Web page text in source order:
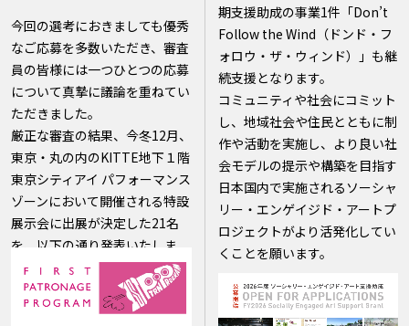
今回の選考におきましても優秀
なご応募を多数いただき、審査
員の皆様には一つひとつの応募
について真摯に議論を重ねてい
ただきました。
厳正な審査の結果、今冬12月、
東京・丸の内のKITTE地下１階
東京シティアイ パフォーマンス
ゾーンにおいて開催される特設
展示会に出展が決定した21名
を、以下の通り発表いたしま
す。
期支援助成の事業1件「Don’t
Follow the Wind（ドンド・フ
ォロウ・ザ・ウィンド）」も継
続支援となります。
コミュニティや社会にコミット
し、地域社会や住民とともに制
作や活動を実施し、より良い社
会モデルの提示や構築を目指す
日本国内で実施されるソーシャ
リー・エンゲイジド・アートプ
ロジェクトがより活発化してい
くことを願います。